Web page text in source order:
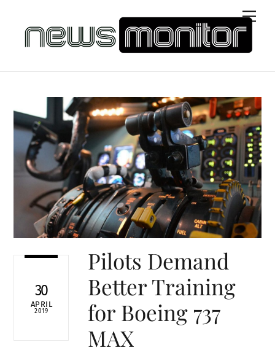
30
APRIL
2019
Pilots Demand
Better Training
for Boeing 737
MAX